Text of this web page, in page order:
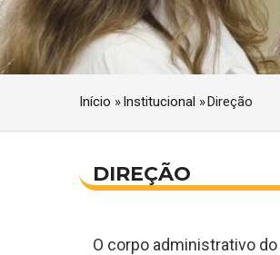
TRILHA
DE
Início »Institucional »Direção
DIREÇÃO
O corpo administrativo